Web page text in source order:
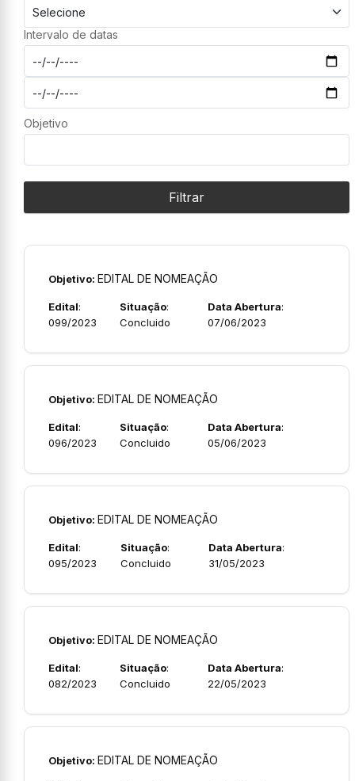
Intervalo de datas
Objetivo
Filtrar
Objetivo: EDITAL DE NOMEAÇÃO
Edital:
099/2023
Situação:
Concluido
Data Abertura:
07/06/2023
Objetivo: EDITAL DE NOMEAÇÃO
Edital:
096/2023
Situação:
Concluido
Data Abertura:
05/06/2023
Objetivo: EDITAL DE NOMEAÇÃO
Edital:
095/2023
Situação:
Concluido
Data Abertura:
31/05/2023
Objetivo: EDITAL DE NOMEAÇÃO
Edital:
082/2023
Situação:
Concluido
Data Abertura:
22/05/2023
Objetivo: EDITAL DE NOMEAÇÃO